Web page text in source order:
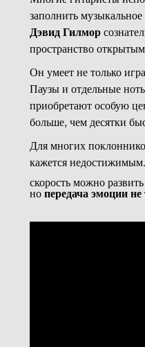
заполнить
Дэвид Гилмор
пространство
Он умеет не только
Паузы и отдельные
приобретают особую
больше, чем десятки
Для многих
кажется
скорость можно
но передача эмоции